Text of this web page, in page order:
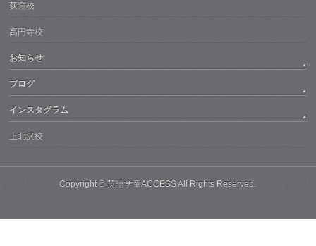
荻窪校
高円寺校
お知らせ
ブログ
インスタグラム
上北沢校
Copyright ©英語学童ACCESSAll Rights Reserved.